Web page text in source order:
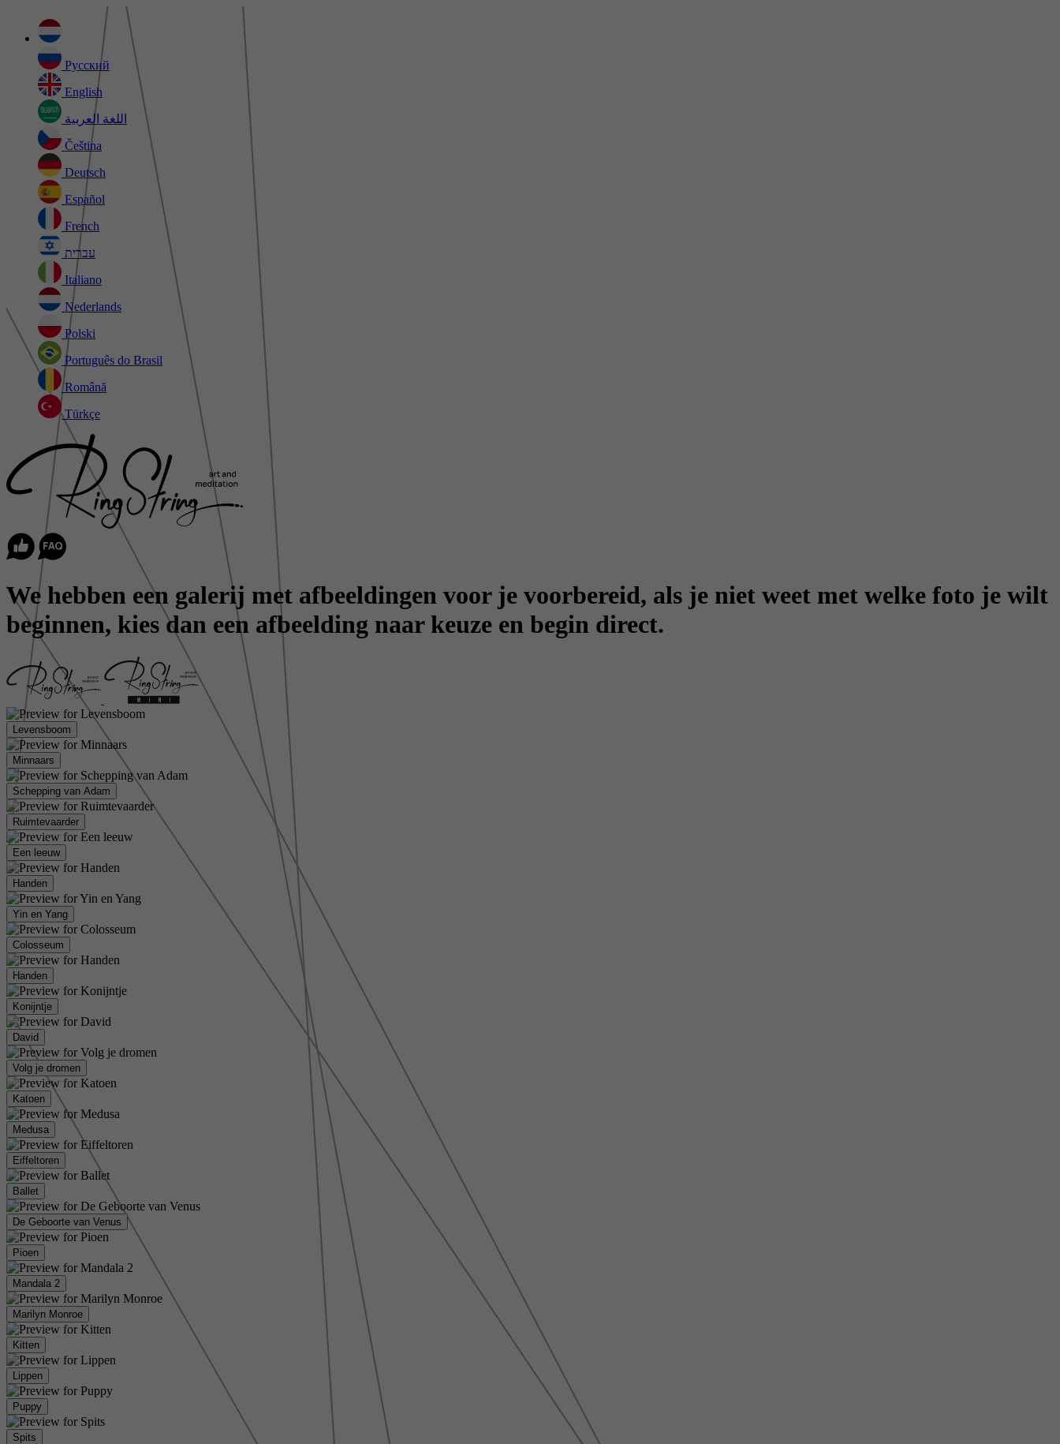
Русский
English
اللغة العربية
Čeština
Deutsch
Español
French
עברית
Italiano
Nederlands
Polski
Português do Brasil
Română
Türkçe
We hebben een galerij met afbeeldingen voor je voorbereid, als je niet weet met welke foto je wilt
beginnen, kies dan een afbeelding naar keuze en begin direct.
Levensboom
Minnaars
Schepping van Adam
Ruimtevaarder
Een leeuw
Handen
Yin en Yang
Colosseum
Handen
Konijntje
David
Volg je dromen
Katoen
Medusa
Eiffeltoren
Ballet
De Geboorte van Venus
Pioen
Mandala 2
Marilyn Monroe
Kitten
Lippen
Puppy
Spits